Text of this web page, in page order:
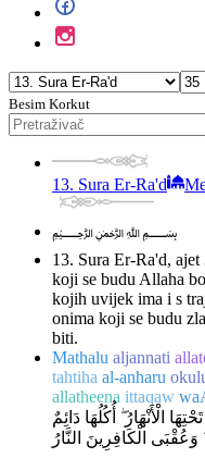
Besim Korkut
13. Sura Er-Ra'd
﷽
13. Sura Er-Ra'd, ajet
koji se budu Allaha
kojih uvijek ima i s
onima koji se budu
biti.
Mathalu aljannati
tahtiha al-anharu
allatheena ittaqaw
الْأَنْهَارُ ۖ أُكُلُهَا دَائِمٌ
الْكَافِرِينَ النَّارُ